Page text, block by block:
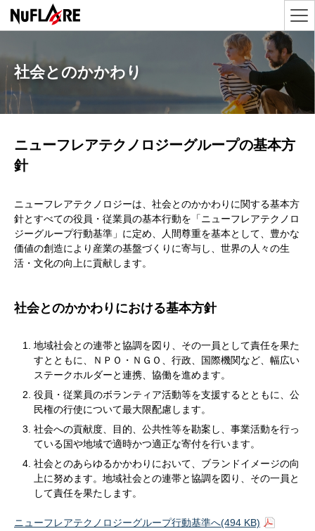
社会とのかかわり
ニューフレアテクノロジーグループの基本方
針
ニューフレアテクノロジーは、社会とのかかわりに関する基本方
針とすべての役員・従業員の基本行動を「ニューフレアテクノロ
ジーグループ行動基準」に定め、人間尊重を基本として、豊かな
価値の創造により産業の基盤づくりに寄与し、世界の人々の生
活・文化の向上に貢献します。
社会とのかかわりにおける基本方針
地域社会との連帯と協調を図り、その一員として責任を果た
すとともに、ＮＰＯ・ＮＧＯ、行政、国際機関など、幅広い
ステークホルダーと連携、協働を進めます。
役員・従業員のボランティア活動等を支援するとともに、公
民権の行使について最大限配慮します。
社会への貢献度、目的、公共性等を勘案し、事業活動を行っ
ている国や地域で適時かつ適正な寄付を行います。
社会とのあらゆるかかわりにおいて、ブランドイメージの向
上に努めます。地域社会との連帯と協調を図り、その一員と
して責任を果たします。
ニューフレアテクノロジーグループ行動基準へ(494 KB)